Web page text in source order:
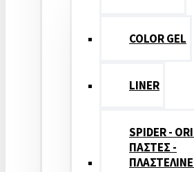
COLOR GEL
LINER
SPIDER -
ΠΑΣΤΕΣ -